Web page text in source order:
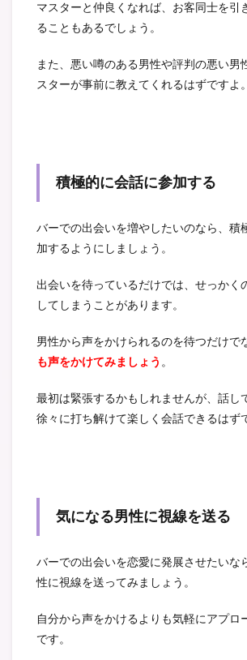
マスターと仲良くなれば、お客同士を引
ることもあるでしょう。
また、悪い噂のある男性や評判の悪い男
スターが事前に教えてくれるはずですよ。
積極的に会話に参加する
バーでの出会いを増やしたいのなら、積
加するようにしましょう。
出会いを待っているだけでは、せっかく
してしまうことがあります。
男性から声をかけられるのを待つだけで
も声をかけてみましょう 。
最初は緊張するかもしれませんが、話し
徐々に打ち解けて楽しく会話できるはず
気になる男性に視線を送る
バーでの出会いを恋愛に発展させたいな
性に視線を送ってみましょう。
自分から声をかけるよりも気軽にアプロ
です。